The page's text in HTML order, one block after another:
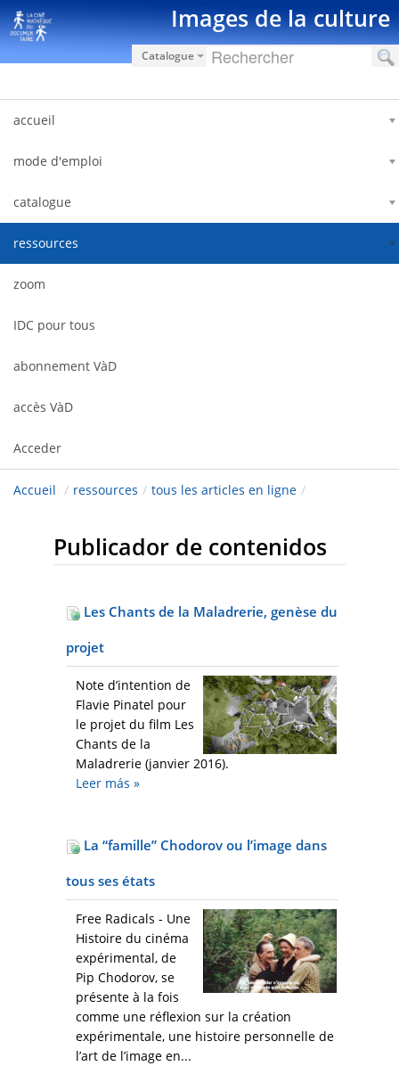
Saltar al contenido Images de la culture
Catalogue
accueil
mode d'emploi
catalogue
ressources
zoom
IDC pour tous
abonnement VàD
accès VàD
Acceder
Accueil / ressources / tous les articles en ligne /
Publicador de contenidos
Les Chants de la Maladrerie, genèse du
projet
Note d’intention de
Flavie Pinatel pour
le projet du film Les
Chants de la
Maladrerie (janvier 2016).
Leer más »
La “famille” Chodorov ou l’image dans
tous ses états
Free Radicals - Une
Histoire du cinéma
expérimental, de
Pip Chodorov, se
présente à la fois
comme une réflexion sur la création
expérimentale, une histoire personnelle de
l’art de l’image en...